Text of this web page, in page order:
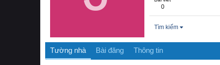
0
Tìm kiếm
Tường nhà Bài đăng Thông tin